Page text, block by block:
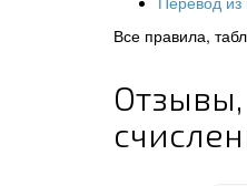
Все правила,